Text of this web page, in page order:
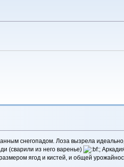
снегопадом. Лоза вызрела
(сварили из него варенье)
;
ягод и кистей, и общей